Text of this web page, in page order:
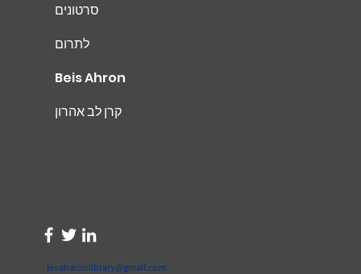
סרטונים
לתרום
Beis Ahron
קרן לב אהרון
levaharonlibrary@gmail.com